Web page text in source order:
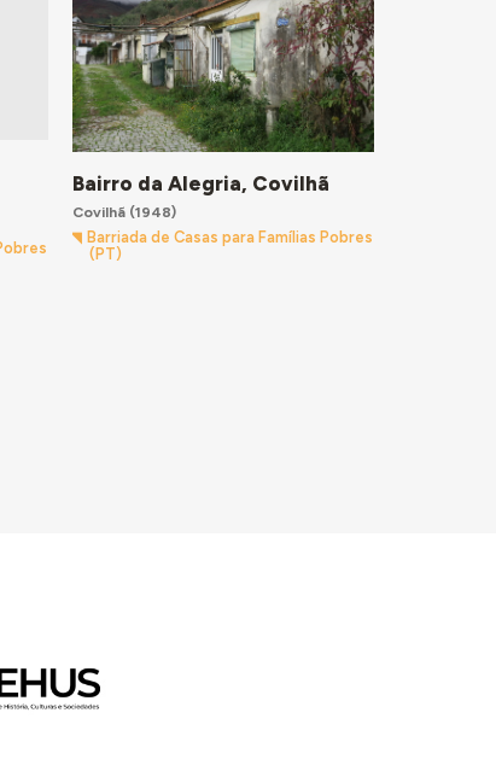
Bairro da Alegria, Covilhã
Covilhã(1948)
Barriada de Casas para Famílias Pobres
(PT)